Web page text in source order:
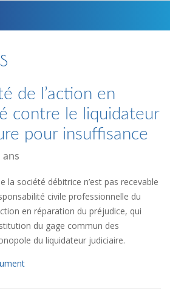
de l’action en
contre le liquidateur
pour insuffisance
la société débitrice n’est pas recevable
civile professionnelle du
en réparation du préjudice, qui
du gage commun des
du liquidateur judiciaire.